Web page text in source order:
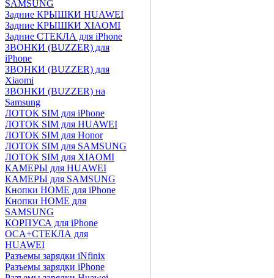
SAMSUNG
Задние КРЫШКИ HUAWEI
Задние КРЫШКИ XIAOMI
Задние СТЕКЛА для iPhone
ЗВОНКИ (BUZZER) для
iPhone
ЗВОНКИ (BUZZER) для
Xiaomi
ЗВОНКИ (BUZZER) на
Samsung
ЛОТОК SIM для iPhone
ЛОТОК SIM для HUAWEI
ЛОТОК SIM для Honor
ЛОТОК SIM для SAMSUNG
ЛОТОК SIM для XIAOMI
КАМЕРЫ для HUAWEI
КАМЕРЫ для SAMSUNG
Кнопки HOME для iPhone
Кнопки HOME для
SAMSUNG
КОРПУСА для iPhone
OCA+СТЕКЛА для
HUAWEI
Разъемы зарядки iNfinix
Разъемы зарядки iPhone